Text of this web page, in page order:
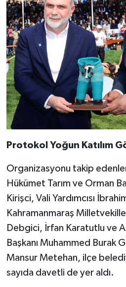
Protokol Yoğun Katılım
Organizasyonu takip
Hükümet Tarım ve Orman
Kirişci, Vali Yardımcısı
Kahramanmaraş
Debgici, İrfan Karatutlu ve
Başkanı Muhammed Burak
Mansur Metehan, ilçe
sayıda davetli de yer aldı.